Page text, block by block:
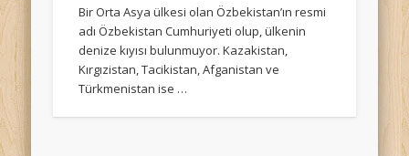
Bir Orta Asya ülkesi olan Özbekistan’ın resmi
adı Özbekistan Cumhuriyeti olup, ülkenin
denize kıyısı bulunmuyor. Kazakistan,
Kırgızistan, Tacikistan, Afganistan ve
Türkmenistan ise …